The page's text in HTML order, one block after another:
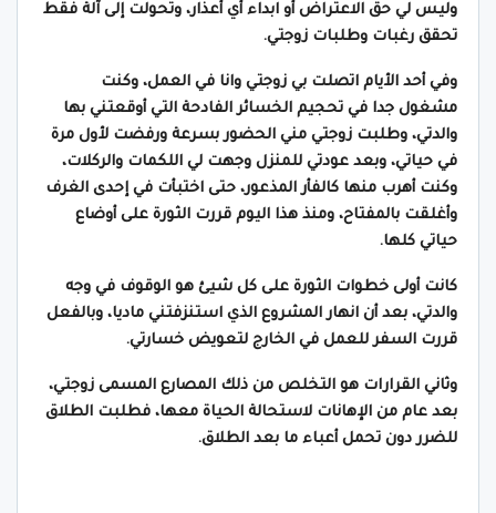
وليس لي حق الاعتراض أو ابداء أي أعذار، وتحولت إلى آلة فقط
تحقق رغبات وطلبات زوجتي.
وفي أحد الأيام اتصلت بي زوجتي وانا في العمل، وكنت
مشغول جدا في تحجيم الخسائر الفادحة التي أوقعتني بها
والدتي، وطلبت زوجتي مني الحضور بسرعة ورفضت لأول مرة
في حياتي، وبعد عودتي للمنزل وجهت لي اللكمات والركلات،
وكنت أهرب منها كالفأر المذعور، حتى اختبأت في إحدى الغرف
وأغلقت بالمفتاح، ومنذ هذا اليوم قررت الثورة على أوضاع
حياتي كلها.
كانت أولى خطوات الثورة على كل شيئ هو الوقوف في وجه
والدتي، بعد أن انهار المشروع الذي استنزفتني ماديا، وبالفعل
قررت السفر للعمل في الخارج لتعويض خسارتي.
وثاني القرارات هو التخلص من ذلك المصارع المسمى زوجتي،
بعد عام من الإهانات لاستحالة الحياة معها، فطلبت الطلاق
للضرر دون تحمل أعباء ما بعد الطلاق.